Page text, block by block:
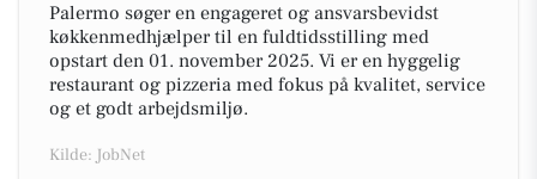
Palermo søger en engageret og ansvarsbevidst
køkkenmedhjælper til en fuldtidsstilling med
opstart den 01. november 2025. Vi er en hyggelig
restaurant og pizzeria med fokus på kvalitet, service
og et godt arbejdsmiljø.
Kilde: JobNet